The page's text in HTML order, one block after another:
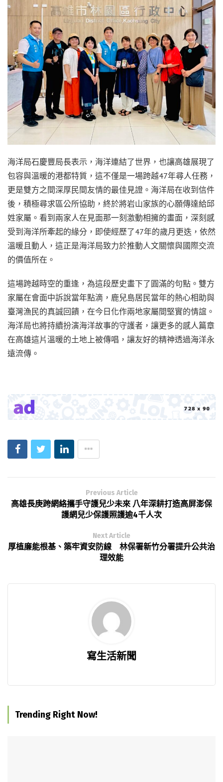
海洋局石慶豐局長表示，海洋連結了世界，也讓高雄展現了
包容與溫暖的港都特質，這不僅是一場跨越47年尋人任務，
更是雙方之間深厚民間友情的最佳見證。海洋局在收到信件
後，積極尋求區公所協助，終於將岩山家族的心願傳達給邱
姓家屬。看到兩家人在見面那一刻激動相擁的畫面，深刻感
受到海洋所牽起的緣分，即使經歷了47年的歲月更迭，依然
溫暖且動人，這正是海洋局致力於推動人文關懷與國際交流
的價值所在。
這場跨越時空的重逢，為這段歷史畫下了圓滿的句點。雙方
家屬在會面中訴說當年點滴，鹿兒島居民當年的熱心相助與
臺灣漁民的真誠回饋，在今日化作兩地家屬間堅實的情誼。
海洋局也將持續扮演海洋故事的守護者，讓更多的感人篇章
在高雄這片溫暖的土地上被傳唱，讓友好的精神透過海洋永
遠流傳。
Previous Article
高雄長庚跨網絡攜手守護兒少未來 八年深耕打造高屏澎保
護網兒少保護照護逾4千人次
Next Article
厚植廉能根基、築牢資安防線 林保署新竹分署提升公共治
理效能
寫生活新聞
Trending Right Now!